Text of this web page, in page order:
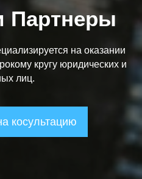
Партнеры
на оказании
кругу юридических и
лиц.
косультацию